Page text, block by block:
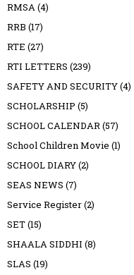
RMSA(4)
RRB (17)
RTE (27)
RTI LETTERS (239)
SAFETY AND SECURITY(4)
SCHOLARSHIP (5)
SCHOOL CALENDAR(57)
School Children Movie (1)
SCHOOL DIARY(2)
SEAS NEWS (7)
Service Register(2)
SET(15)
SHAALA SIDDHI (8)
SLAS (19)